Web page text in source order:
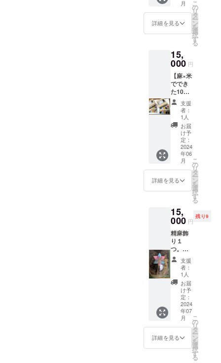
〜〜〜
〜〜〜
〜〜〜
〜〜〜
〜〜〜
〜〜〜
〜〜〜
〜〜〜
〜〜〜
〜〜〜
〜〜〜
〜〜〜
〜〜〜
願い】
ご希望
の柄
を、備
記入下
さい。
ら、他
の柄が
希望で
したら
出来る
かぎり
対応し
ます。
絵は
ホーム
ページ
を参照
くださ
い。
なかた
の名前
を入れ
も是非
ご利用
くださ
い♬
（写真
は見
本）
【お願
い】 備
考欄
に、ご
希望の
お名前
をご記
入くだ
さい。
（「ち
ど入れ
たいそ
のまま
をお書
きくだ
さ
い。）
デザイ
ンしま
す。 布
弥が得
意とす
興書き
下ろ
し。そ
れを貴
方のお
好きな
グッズ
（ペン
ケー
ス・
シャ
ツ・カ
バン）
一つに
デザイ
ンしま
す。 A
す。 お
楽しみ
くださ
い。
【お願
い】 A4
画用紙
への
メッ
セージ
用に、
掲載し
たいお
名前を
備考欄
にご記
入くだ
月
詳細を見る
こ
の
リ
タ
ー
ン
を
選
択
す
る
15,
000 円
【麻×米
ででき
た10色
クレヨ
ン・一
箱】 ●
顔料は
ベンガ
ラ、麻
炭、水
干本
藍、
等。 ●
クレヨ
ン制作
エピ
含む新
作画集
一冊。
備考︎。
セイタ
カヨ
シ、真
菰、ラ
ピスラ
ズリク
レヨン
は含み
ませ
ん。 ラ
ベルは
変わる
場合が
支援
者：
1人
お届
け予
定：
2024
年06
月
詳細を見る
こ
の
リ
タ
ー
ン
を
選
択
す
る
15,
000 円
残り9
精麻飾
り１
つ。ミ
ニ精麻
鈴３つ
写真の
精麻飾
りの型
になり
ます。
国産の
中で
も、と
ても良
い精麻
で制作
支援
者：
1人
お届
け予
定：
2024
年07
月
詳細を見る
こ
の
リ
タ
ー
ン
を
選
択
す
る